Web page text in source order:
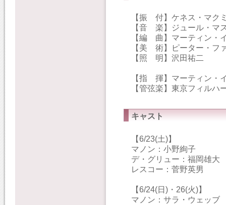
【振 付】ケネス・マク
【音 楽】ジュール・マ
【編 曲】マーティン・
【美 術】ピーター・フ
【照 明】沢田祐二
【指 揮】マーティン・
【管弦楽】東京フィルハ
キャスト
【6/23(土)】
マノン：小野絢子
デ・グリュー：福岡雄大
レスコー：菅野英男
【6/24(日)・26(火)】
マノン：サラ・ウェッブ